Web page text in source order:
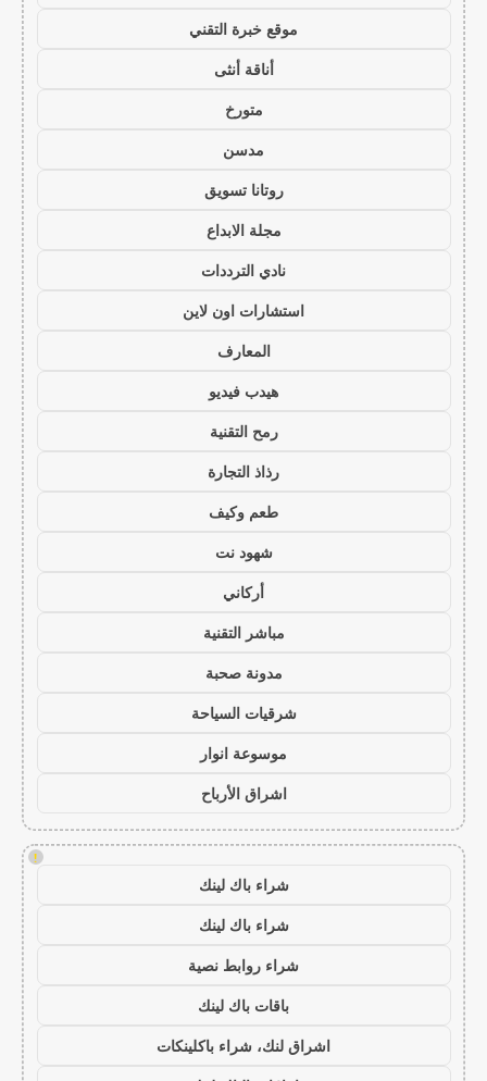
موقع خبرة التقني
أناقة أنثى
متورخ
مدسن
روتانا تسويق
مجلة الابداع
نادي الترددات
استشارات اون لاين
المعارف
هيدب فيديو
رمح التقنية
رذاذ التجارة
طعم وكيف
شهود نت
أركاني
مباشر التقنية
مدونة صحبة
شرقيات السياحة
موسوعة انوار
اشراق الأرباح
!
شراء باك لينك
شراء باك لينك
شراء روابط نصية
باقات باك لينك
اشراق لنك، شراء باكلينكات